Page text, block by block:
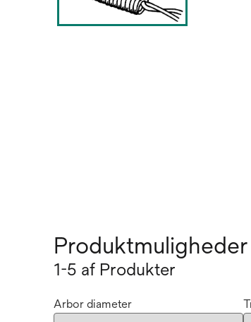
Produktmuligheder
1-5 af Produkter
Arbor diameter